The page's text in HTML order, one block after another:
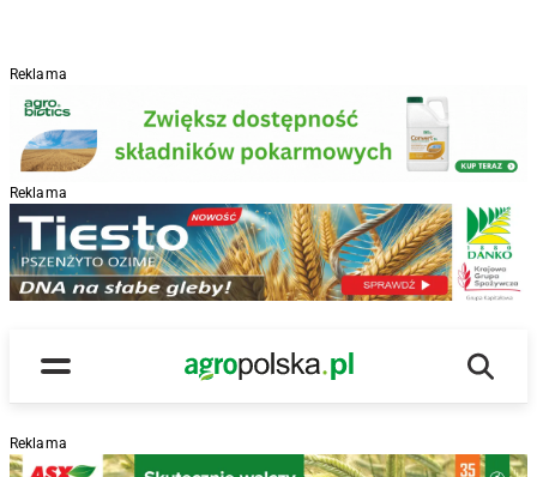
Reklama
Reklama
Menu
Main Logo
Reklama